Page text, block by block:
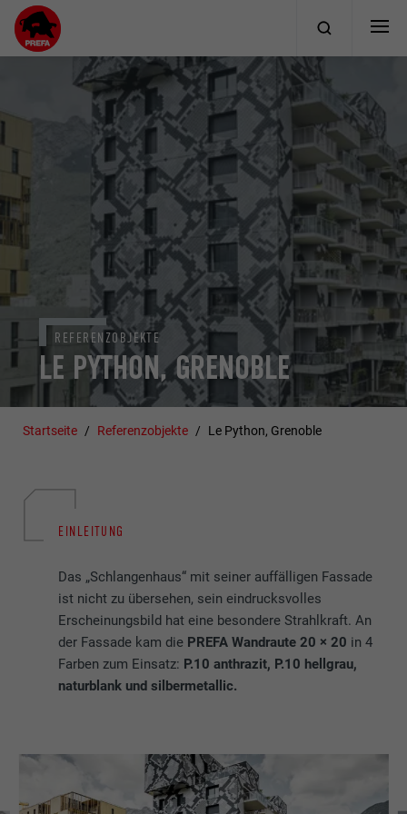
LE PYTHON, GRENOBLE
REFERENZOBJEKTE
Startseite Referenzobjekte Le Python, Grenoble
EINLEITUNG
Das „Schlangenhaus“ mit seiner auffälligen Fassade
ist nicht zu übersehen, sein eindrucksvolles
Erscheinungsbild hat eine besondere Strahlkraft. An
der Fassade kam die PREFA Wandraute 20 × 20 in 4
Farben zum Einsatz: P.10 anthrazit, P.10 hellgrau,
naturblank und silbermetallic.